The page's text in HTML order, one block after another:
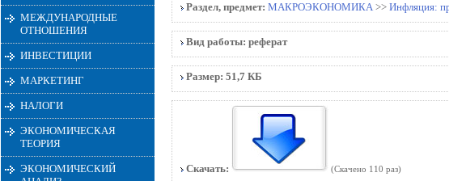
МЕЖДУНАРОДНЫЕ
ОТНОШЕНИЯ
ИНВЕСТИЦИИ
МАРКЕТИНГ
НАЛОГИ
ЭКОНОМИЧЕСКАЯ
ТЕОРИЯ
ЭКОНОМИЧЕСКИЙ
Раздел, предмет: МАКРОЭКОНОМИКА >> Инфляция:
Вид работы: реферат
Размер: 51,7 КБ
Скачать: (Скачено 110 раз)